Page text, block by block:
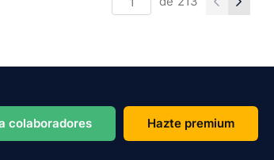
colaboradores Hazte premium